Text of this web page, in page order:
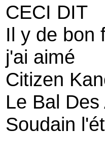
CECI DIT
Il y de bon
j'ai aimé
Citizen
Le Bal
Soudain